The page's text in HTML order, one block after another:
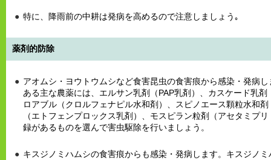
特に、降雨前の中耕は発病を高めるので注意しましょう｡
薬剤的防除
アオムシ・ヨウトウムシなど食害昆虫の食害痕から感染・発病
ある主な農薬には、エルサン乳剤（PAP乳剤）、カスケード乳
ロアブル（クロルフェナピル水和剤）、スピノエース顆粒水和
（エトフェンプロックス乳剤）、モスピラン粒剤（アセタミプ
録があるものを選んで害虫駆除を行いましょう。
キスジノミハムシの食害痕からも感染・発病します。キスジノ